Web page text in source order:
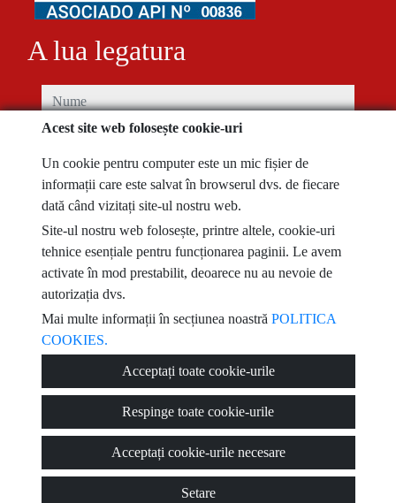
A lua legatura
nume
e-mail
Am citit și accept condițiile de utilizare
mesaj
Trimite
Acest site web folosește cookie-uri
Un cookie pentru computer este un mic fișier de
informații care este salvat în browserul dvs. de fiecare
dată când vizitați site-ul nostru web.
Site-ul nostru web folosește, printre altele, cookie-uri
tehnice esențiale pentru funcționarea paginii. Le avem
activate în mod prestabilit, deoarece nu au nevoie de
autorizația dvs.
Mai multe informații în secțiunea noastră POLITICA
COOKIES.
Acceptați toate cookie-urile
Respinge toate cookie-urile
Acceptați cookie-urile necesare
Setare